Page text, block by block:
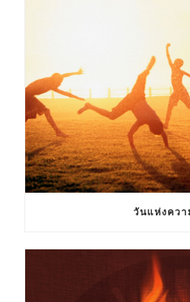
วันแห่งควา